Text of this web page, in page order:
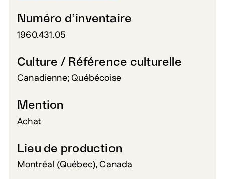
Numéro d’inventaire
1960.431.05
Culture / Référence culturelle
Canadienne; Québécoise
Mention
Achat
Lieu de production
Montréal (Québec), Canada